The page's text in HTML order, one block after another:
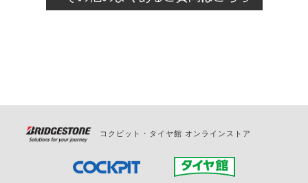
の日時変更につきましては、直接ご予約の店舗まで
コクピット・タイヤ館 オンラインストア